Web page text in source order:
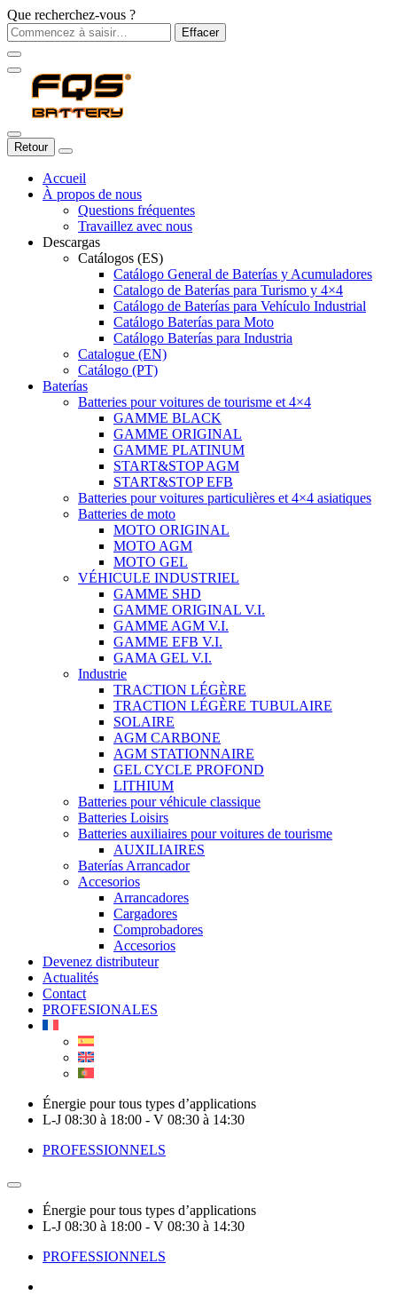
Que recherchez-vous ?
Effacer
Retour
Accueil
À propos de nous
Questions fréquentes
Travaillez avec nous
Descargas
Catálogos (ES)
Catálogo General de Baterías y Acumuladores
Catalogo de Baterías para Turismo y 4×4
Catálogo de Baterías para Vehículo Industrial
Catálogo Baterías para Moto
Catálogo Baterías para Industria
Catalogue (EN)
Catálogo (PT)
Baterías
Batteries pour voitures de tourisme et 4×4
GAMME BLACK
GAMME ORIGINAL
GAMME PLATINUM
START&STOP AGM
START&STOP EFB
Batteries pour voitures particulières et 4×4 asiatiques
Batteries de moto
MOTO ORIGINAL
MOTO AGM
MOTO GEL
VÉHICULE INDUSTRIEL
GAMME SHD
GAMME ORIGINAL V.I.
GAMME AGM V.I.
GAMME EFB V.I.
GAMA GEL V.I.
Industrie
TRACTION LÉGÈRE
TRACTION LÉGÈRE TUBULAIRE
SOLAIRE
AGM CARBONE
AGM STATIONNAIRE
GEL CYCLE PROFOND
LITHIUM
Batteries pour véhicule classique
Batteries Loisirs
Batteries auxiliaires pour voitures de tourisme
AUXILIAIRES
Baterías Arrancador
Accesorios
Arrancadores
Cargadores
Comprobadores
Accesorios
Devenez distributeur
Actualités
Contact
PROFESIONALES
Énergie pour tous types d’applications
L-J 08:30 à 18:00 - V 08:30 à 14:30
PROFESSIONNELS
Énergie pour tous types d’applications
L-J 08:30 à 18:00 - V 08:30 à 14:30
PROFESSIONNELS